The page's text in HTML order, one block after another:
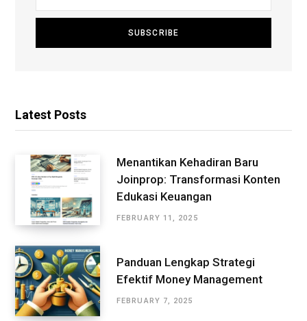
Latest Posts
Menantikan Kehadiran Baru
Joinprop: Transformasi Konten
Edukasi Keuangan
FEBRUARY 11, 2025
Panduan Lengkap Strategi
Efektif Money Management
FEBRUARY 7, 2025